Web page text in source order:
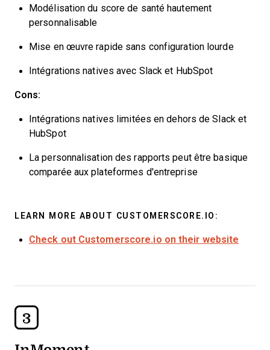
Modélisation du score de santé hautement
personnalisable
Mise en œuvre rapide sans configuration lourde
Intégrations natives avec Slack et HubSpot
Cons:
Intégrations natives limitées en dehors de Slack et
HubSpot
La personnalisation des rapports peut être basique
comparée aux plateformes d'entreprise
LEARN MORE ABOUT CUSTOMERSCORE.IO:
Check out Customerscore.io on their website
3